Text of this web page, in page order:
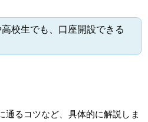
校生でも、口座開設できる
通るコツなど、具体的に解説しま